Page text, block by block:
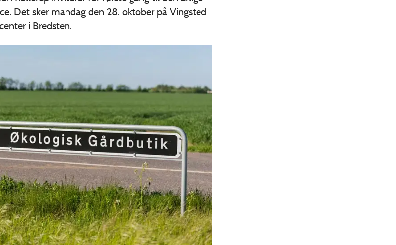
Det sker mandag den 28. oktober på Vingsted
i Bredsten.